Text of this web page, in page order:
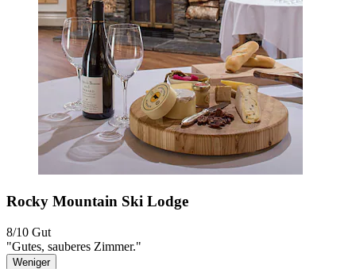
Rocky Mountain Ski Lodge
8/10 Gut
"Gutes, sauberes Zimmer."
Weniger